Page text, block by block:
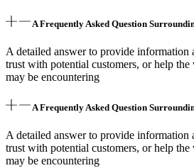
A Frequently Asked Question
A detailed answer to provide information
trust with potential customers, or help
may be encountering
A Frequently Asked Question
A detailed answer to provide information
trust with potential customers, or help
may be encountering